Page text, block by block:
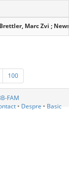
Marc Zvi ;
100
FAM
• Despre • Basic